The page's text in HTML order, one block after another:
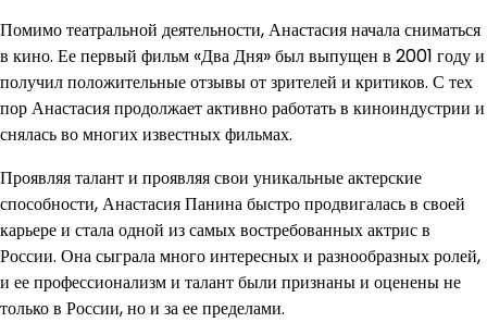
Помимо театральной деятельности, Анастасия начала сниматься
в кино. Ее первый фильм «Два Дня» был выпущен в 2001 году и
получил положительные отзывы от зрителей и критиков. С тех
пор Анастасия продолжает активно работать в киноиндустрии и
снялась во многих известных фильмах.
Проявляя талант и проявляя свои уникальные актерские
способности, Анастасия Панина быстро продвигалась в своей
карьере и стала одной из самых востребованных актрис в
России. Она сыграла много интересных и разнообразных ролей,
и ее профессионализм и талант были признаны и оценены не
только в России, но и за ее пределами.